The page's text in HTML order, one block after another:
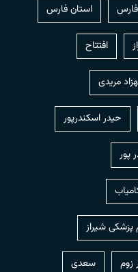
فارس استان فارس
افتتاح
مریدی
حيدر اسكندرپور
پور
پزشکی شیراز
زوم سعدی